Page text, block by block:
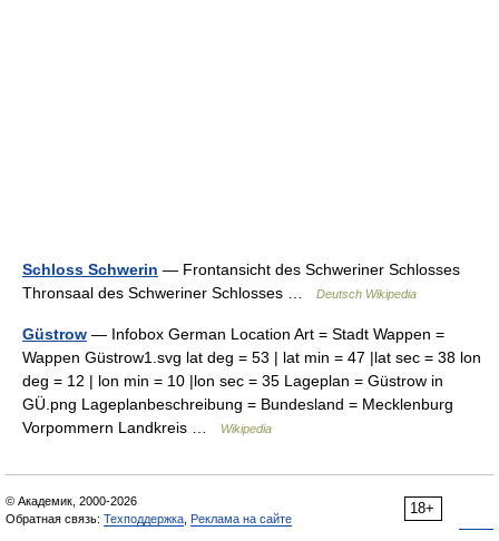
Schloss Schwerin — Frontansicht des Schweriner Schlosses
Thronsaal des Schweriner Schlosses …
Deutsch Wikipedia
Güstrow — Infobox German Location Art = Stadt Wappen =
Wappen Güstrow1.svg lat deg = 53 | lat min = 47 |lat sec = 38 lon
deg = 12 | lon min = 10 |lon sec = 35 Lageplan = Güstrow in
GÜ.png Lageplanbeschreibung = Bundesland = Mecklenburg
Vorpommern Landkreis …
Wikipedia
18+
© Академик, 2000-2026
Обратная связь: Техподдержка Реклама на сайте